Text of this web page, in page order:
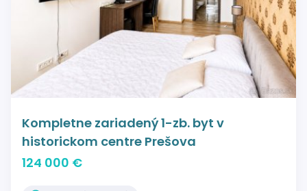
Kompletne zariadený 1-zb. byt v
historickom centre Prešova
124 000 €